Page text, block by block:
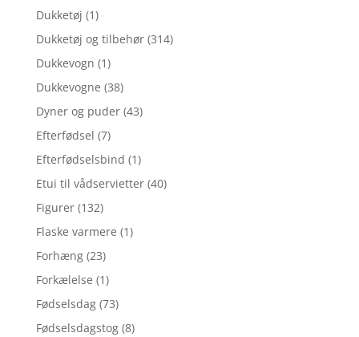
Dukketøj (1)
Dukketøj og tilbehør (314)
Dukkevogn (1)
Dukkevogne (38)
Dyner og puder (43)
Efterfødsel (7)
Efterfødselsbind (1)
Etui til vådservietter (40)
Figurer (132)
Flaske varmere (1)
Forhæng (23)
Forkælelse (1)
Fødselsdag (73)
Fødselsdagstog (8)